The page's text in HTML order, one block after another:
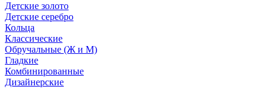
Детские золото
Детские серебро
Кольца
Классические
Обручальные (Ж и М)
Гладкие
Комбинированные
Дизайнерские